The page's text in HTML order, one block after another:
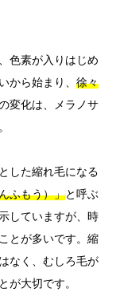
色素が入りはじめ
から始まり、 徐々
変化は、メラノサ
した縮れ毛になる
ふもう）」と呼ぶ
していますが、時
とが多いです。縮
なく、むしろ毛が
が大切です。